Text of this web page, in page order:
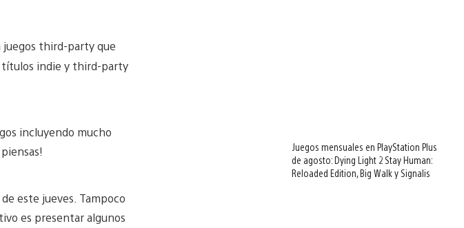
juegos third-party que
títulos indie y third-party
incluyendo mucho
este jueves. Tampoco
es presentar algunos
Juegos mensuales en PlayStation Plus
de agosto: Dying Light 2 Stay Human:
Reloaded Edition, Big Walk y Signalis